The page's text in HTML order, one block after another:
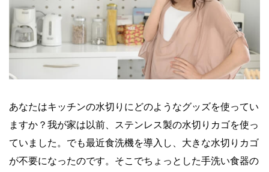
あなたはキッチンの水切りにどのようなグッズを使ってい
ますか？我が家は以前、ステンレス製の水切りカゴを使っ
ていました。でも最近食洗機を導入し、大きな水切りカゴ
が不要になったのです。そこでちょっとした手洗い食器の